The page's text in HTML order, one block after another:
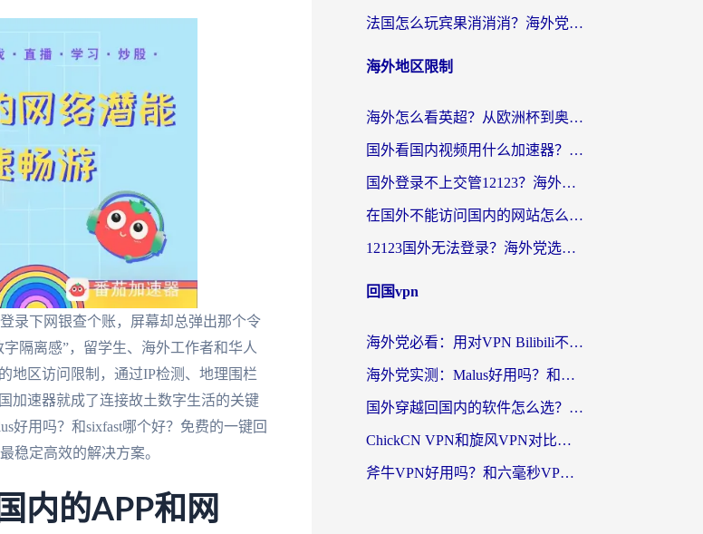
录下网银查个账，屏幕却总弹出那个令
隔离感”，留学生、海外工作者和华人
地区访问限制，通过IP检测、地理围栏
加速器就成了连接故土数字生活的关键
好用吗？和sixfast哪个好？免费的一键回
稳定高效的解决方案。
内的APP和网
法国怎么玩宾果消消消？海外党国服游戏加速器终极指南（附漫威召唤与合成解决办法）
海外地区限制
海外怎么看英超？从欧洲杯到奥运会，一份让你不卡壳的中文解说观看指南
国外看国内视频用什么加速器？留学生和海外华人的实用指南
国外登录不上交管12123？海外华人亲测有效的回国加速器选择指南
在国外不能访问国内的网站怎么办？海外党必看的无缝回国上网指南
12123国外无法登录？海外党选对回国加速器，轻松解决国内资源访问难题
回国vpn
海外党必看：用对VPN Bilibili不卡顿，英国玩国内游戏也丝滑——2026回国加速器选择指南
海外党实测：Malus好用吗？和雷霆哪个好？+ 3款热门加速器深度对比
国外穿越回国内的软件怎么选？3年海外党亲测实用指南，告别地域限制
ChickCN VPN和旋风VPN对比哪个回国效果更好？海外党实测回国内网神器指南
斧牛VPN好用吗？和六毫秒VPN对比哪个回国效果更好？海外党亲测实用指南